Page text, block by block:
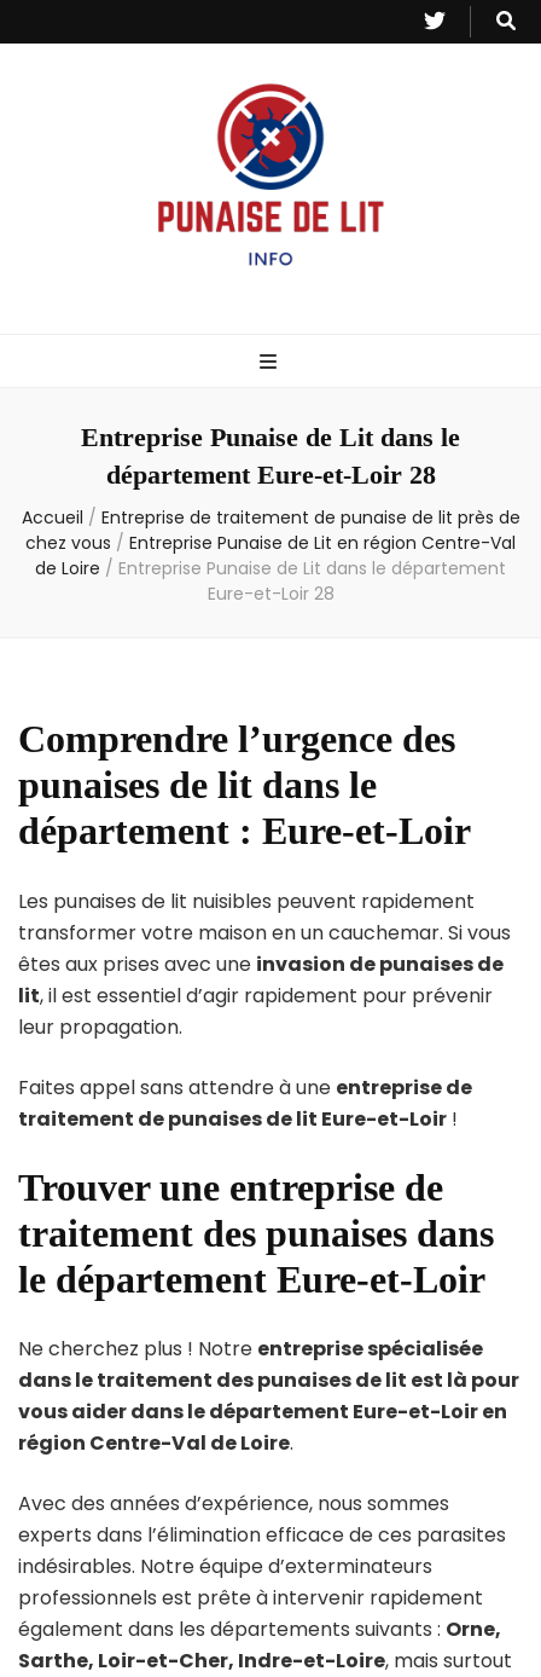
– Info
Entreprise Punaise de Lit dans le
département Eure-et-Loir 28
Accueil / Entreprise de traitement de punaise de lit près de
chez vous / Entreprise Punaise de Lit en région Centre-Val
de Loire / Entreprise Punaise de Lit dans le département
Eure-et-Loir 28
Comprendre l’urgence des
punaises de lit dans le
département : Eure-et-Loir
Les punaises de lit nuisibles peuvent rapidement
transformer votre maison en un cauchemar. Si vous
êtes aux prises avec une invasion de punaises de
lit, il est essentiel d’agir rapidement pour prévenir
leur propagation.
Faites appel sans attendre à une entreprise de
traitement de punaises de lit Eure-et-Loir !
Trouver une entreprise de
traitement des punaises dans
le département Eure-et-Loir
Ne cherchez plus ! Notre entreprise spécialisée
dans le traitement des punaises de lit est là pour
vous aider dans le département Eure-et-Loir en
région Centre-Val de Loire.
Avec des années d’expérience, nous sommes
experts dans l’élimination efficace de ces parasites
indésirables. Notre équipe d’exterminateurs
professionnels est prête à intervenir rapidement
également dans les départements suivants : Orne,
Sarthe, Loir-et-Cher, Indre-et-Loire, mais surtout